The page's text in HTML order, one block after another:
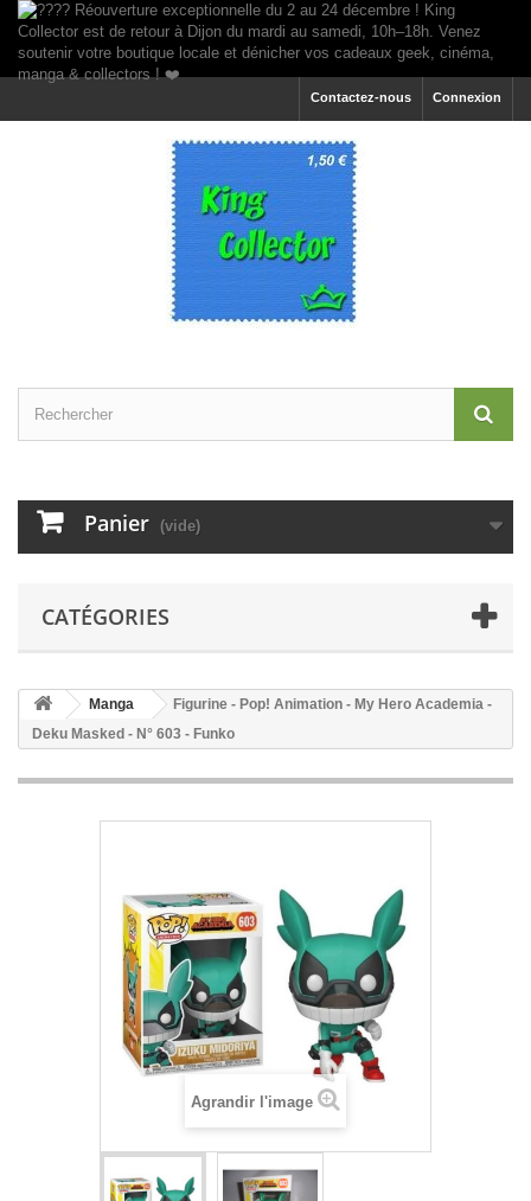
Connexion
Contactez-nous
Panier (vide)
CATÉGORIES
Manga
Figurine - Pop! Animation - My Hero Academia -
Deku Masked - N° 603 - Funko
Agrandir l'image